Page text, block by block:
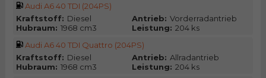
Audi A6 40 TDI (204PS)
Kraftstoff: Diesel Antrieb: Vorderradantrieb
Hubraum: 1968 cm3 Leistung: 204 ks
Audi A6 40 TDI Quattro (204PS)
Kraftstoff: Diesel Antrieb: Allradantrieb
Hubraum: 1968 cm3 Leistung: 204 ks